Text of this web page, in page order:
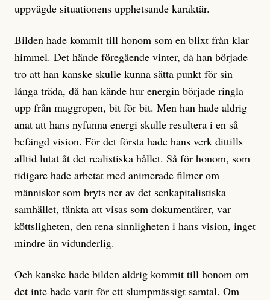
uppvägde situationens upphetsande karaktär.
Bilden hade kommit till honom som en blixt från klar
himmel. Det hände föregående vinter, då han började
tro att han kanske skulle kunna sätta punkt för sin
långa träda, då han kände hur energin började ringla
upp från maggropen, bit för bit. Men han hade aldrig
anat att hans nyfunna energi skulle resultera i en så
befängd vision. För det första hade hans verk dittills
alltid lutat åt det realistiska hållet. Så för honom, som
tidigare hade arbetat med animerade filmer om
människor som bryts ner av det senkapitalistiska
samhället, tänkta att visas som dokumentärer, var
köttsligheten, den rena sinnligheten i hans vision, inget
mindre än vidunderlig.
Och kanske hade bilden aldrig kommit till honom om
det inte hade varit för ett slumpmässigt samtal. Om